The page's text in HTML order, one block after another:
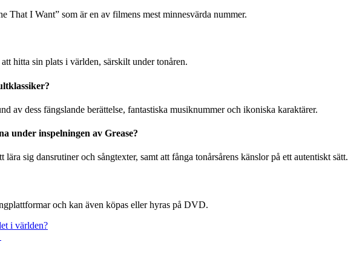
That I Want” som är en av filmens mest minnesvärda nummer.
hitta sin plats i världen, särskilt under tonåren.
av dess fängslande berättelse, fantastiska musiknummer och ikoniska karaktärer.
under inspelningen av Grease?
lära sig dansrutiner och sångtexter, samt att fånga tonårsårens känslor på ett autentiskt sätt.
och kan även köpas eller hyras på DVD.
i världen?